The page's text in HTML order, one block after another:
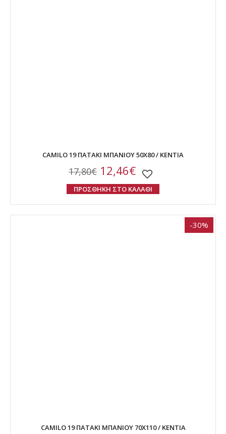
CAMILO 19 ΠΑΤΑΚΙ ΜΠΑΝΙΟΥ 50Χ80 / ΚΕΝΤΙΑ
17,80€ 12,46€
ΠΡΟΣΘΗΚΗ ΣΤΟ ΚΑΛΑΘΙ
-30%
CAMILO 19 ΠΑΤΑΚΙ ΜΠΑΝΙΟΥ 70Χ110 / ΚΕΝΤΙΑ